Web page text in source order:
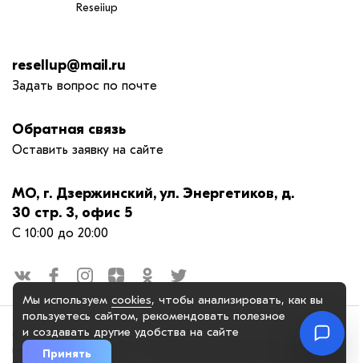
Reseiiup
resellup@mail.ru
Задать вопрос по почте
Обратная связь
Оставить заявку на сайте
МО, г. Дзержинский, ул. Энергетиков, д.
30 стр. 3, офис 5
С 10:00 до 20:00
© 2025. OOO "РЕСЕЛАП ГРУПП", официальный сайт. Сайт
reseiiup.ru использует куки-файлы и другие технологии, чтобы
Мы используем cookies, чтобы анализировать, как вы
пользуетесь сайтом, рекомендовать полезное
и создавать другие удобства на сайте
Принять